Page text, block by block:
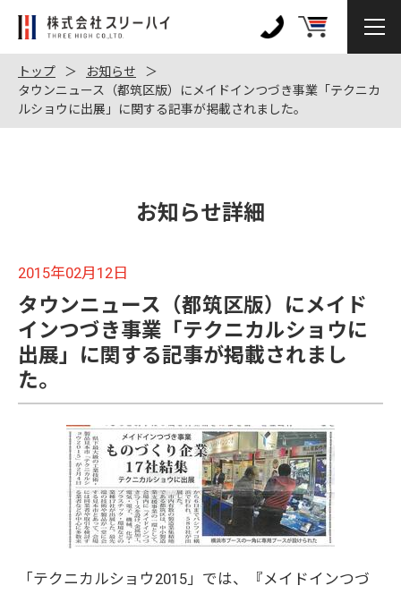
株
会
社
ス
リ
128
トップ
お知らせ
タウンニュース（都筑区版）にメイドインつづき事業「テクニカ
ルショウに出展」に関する記事が掲載されました。
お知らせ詳細
2015年02月12日
タウンニュース（都筑区版）にメイド
インつづき事業「テクニカルショウに
出展」に関する記事が掲載されまし
た。
「テクニカルショウ2015」では、『メイドインつづ